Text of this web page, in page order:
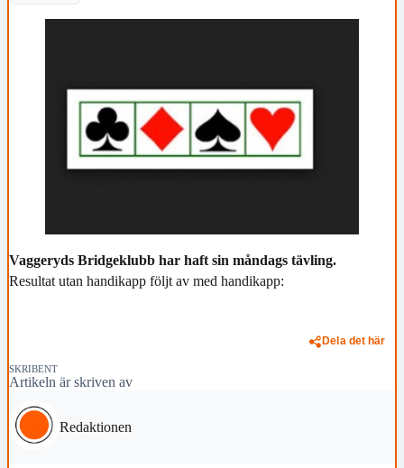
Vaggeryds Bridgeklubb har haft sin måndags tävling.
Resultat utan handikapp följt av med handikapp:
Dela det här
SKRIBENT
Artikeln är skriven av
Redaktionen